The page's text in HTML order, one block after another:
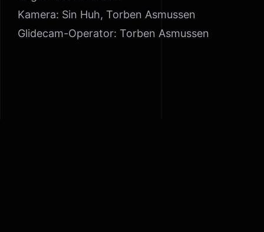
Kamera: Sin Huh, Torben Asmussen
Glidecam-Operator: Torben Asmussen